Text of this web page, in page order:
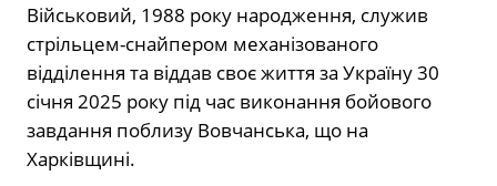
Військовий, 1988 року народження, служив
стрільцем-снайпером механізованого
відділення та віддав своє життя за Україну 30
січня 2025 року під час виконання бойового
завдання поблизу Вовчанська, що на
Харківщині.